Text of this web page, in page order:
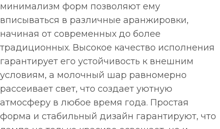
минимализм форм позволяют ему
вписываться в различные аранжировки,
начиная от современных до более
традиционных. Высокое качество исполнения
гарантирует его устойчивость к внешним
условиям, а молочный шар равномерно
рассеивает свет, что создает уютную
атмосферу в любое время года. Простая
форма и стабильный дизайн гарантируют, что